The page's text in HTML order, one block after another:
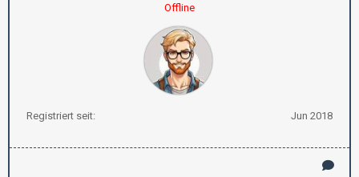
Offline
Registriert seit: Jun 2018